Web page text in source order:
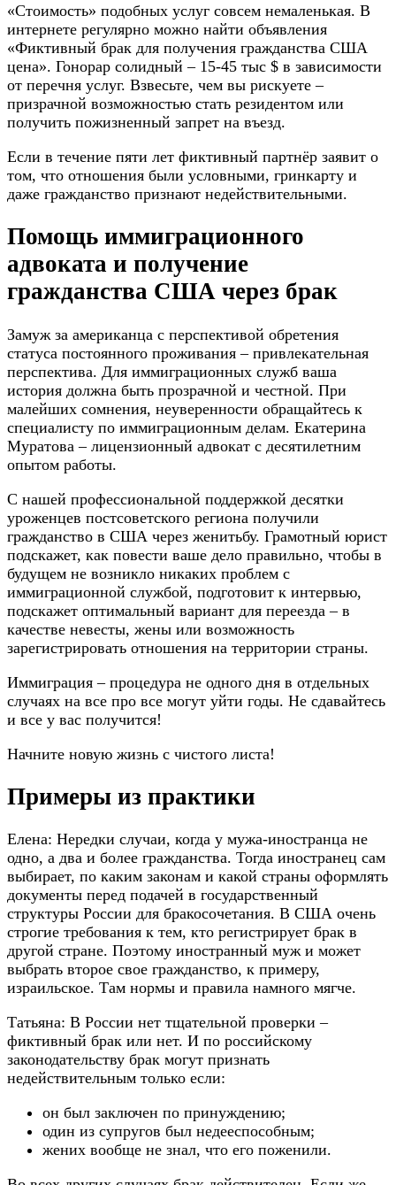
«Стоимость» подобных услуг совсем немаленькая. В
интернете регулярно можно найти объявления
«Фиктивный брак для получения гражданства США
цена». Гонорар солидный – 15-45 тыс $ в зависимости
от перечня услуг. Взвесьте, чем вы рискуете –
призрачной возможностью стать резидентом или
получить пожизненный запрет на въезд.
Если в течение пяти лет фиктивный партнёр заявит о
том, что отношения были условными, гринкарту и
даже гражданство признают недействительными.
Помощь иммиграционного
адвоката и получение
гражданства США через брак
Замуж за американца с перспективой обретения
статуса постоянного проживания – привлекательная
перспектива. Для иммиграционных служб ваша
история должна быть прозрачной и честной. При
малейших сомнения, неуверенности обращайтесь к
специалисту по иммиграционным делам. Екатерина
Муратова – лицензионный адвокат с десятилетним
опытом работы.
С нашей профессиональной поддержкой десятки
уроженцев постсоветского региона получили
гражданство в США через женитьбу. Грамотный юрист
подскажет, как повести ваше дело правильно, чтобы в
будущем не возникло никаких проблем с
иммиграционной службой, подготовит к интервью,
подскажет оптимальный вариант для переезда – в
качестве невесты, жены или возможность
зарегистрировать отношения на территории страны.
Иммиграция – процедура не одного дня в отдельных
случаях на все про все могут уйти годы. Не сдавайтесь
и все у вас получится!
Начните новую жизнь с чистого листа!
Примеры из практики
Елена: Нередки случаи, когда у мужа-иностранца не
одно, а два и более гражданства. Тогда иностранец сам
выбирает, по каким законам и какой страны оформлять
документы перед подачей в государственный
структуры России для бракосочетания. В США очень
строгие требования к тем, кто регистрирует брак в
другой стране. Поэтому иностранный муж и может
выбрать второе свое гражданство, к примеру,
израильское. Там нормы и правила намного мягче.
Татьяна: В России нет тщательной проверки –
фиктивный брак или нет. И по российскому
законодательству брак могут признать
недействительным только если:
он был заключен по принуждению;
один из супругов был недееспособным;
жених вообще не знал, что его поженили.